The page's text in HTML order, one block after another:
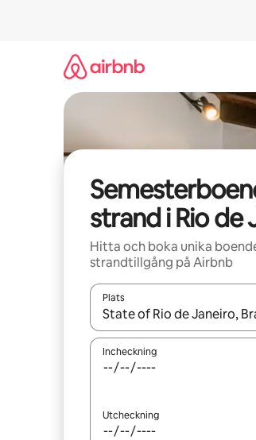
strand i Rio de
Hitta och boka unika
strandtillgång på Airbnb
Plats
När resultaten är tillgängliga
Incheckning
Utcheckning